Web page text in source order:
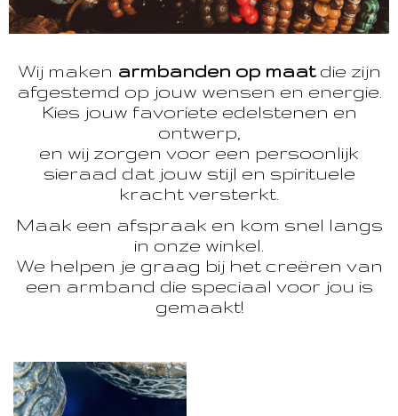
Wij maken armbanden op maatdie zijn
afgestemd op jouw wensen en energie.
Kies jouw favoriete edelstenen en
ontwerp,
en wij zorgen voor een persoonlijk
sieraad dat jouw stijl en spirituele
kracht versterkt.
Maak een afspraak en kom snel langs
in onze winkel.
We helpen je graag bij het creëren van
een armband die speciaal voor jou is
gemaakt!